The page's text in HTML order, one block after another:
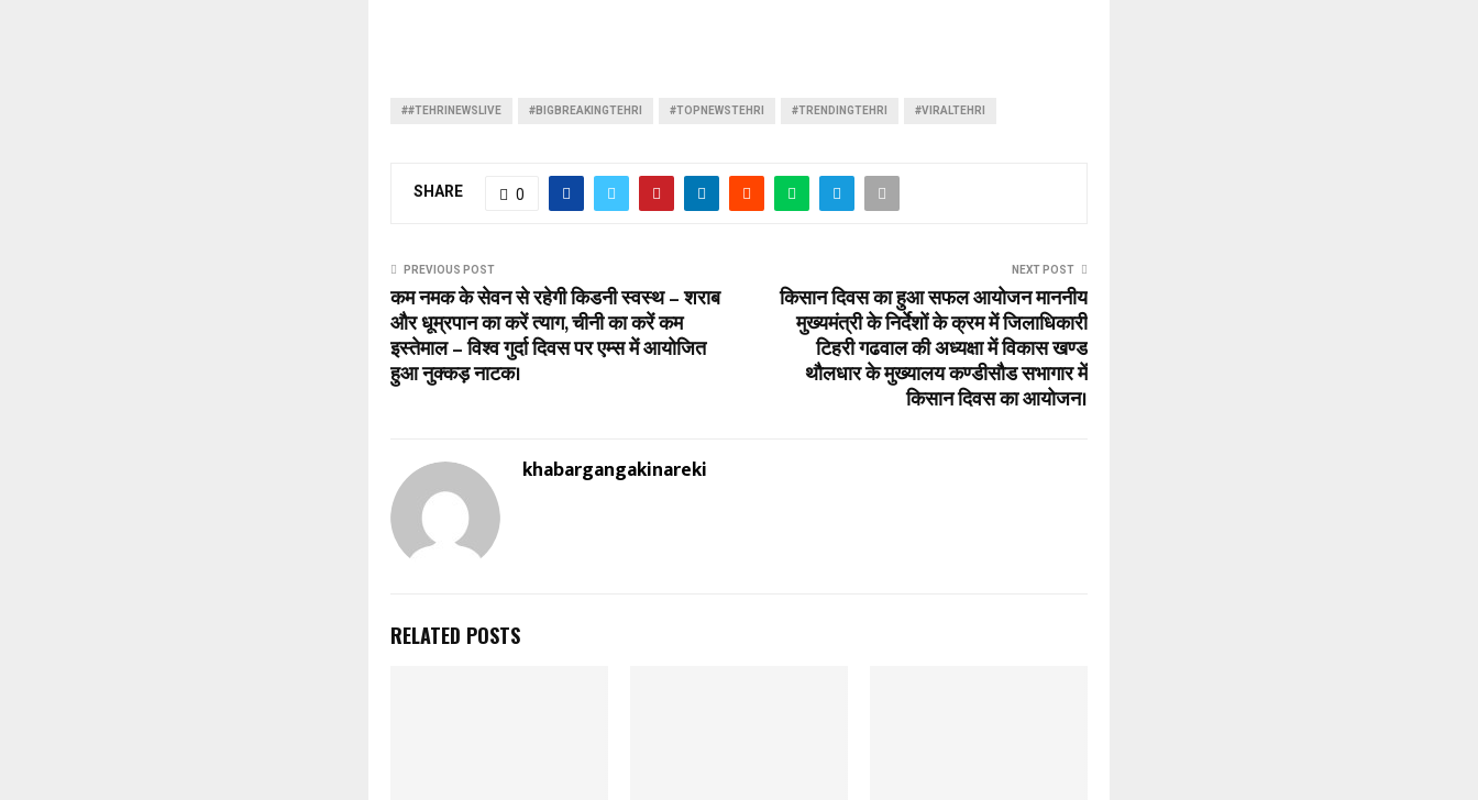
##TEHRINEWSLIVE #BIGBREAKINGTEHRI #TOPNEWSTEHRI #TRENDINGTEHRI #VIRALTEHRI
SHARE 0
PREVIOUS POST
कम नमक के सेवन से रहेगी किडनी स्वस्थ – शराब
और धूम्रपान का करें त्याग, चीनी का करें कम
इस्तेमाल – विश्व गुर्दा दिवस पर एम्स में आयोजित
हुआ नुक्कड़ नाटक।
NEXT POST
किसान दिवस का हुआ सफल आयोजन माननीय
मुख्यमंत्री के निर्देशों के क्रम में जिलाधिकारी
टिहरी गढवाल की अध्यक्षा में विकास खण्ड
थौलधार के मुख्यालय कण्डीसौड सभागार में
किसान दिवस का आयोजन।
khabargangakinareki
RELATED POSTS